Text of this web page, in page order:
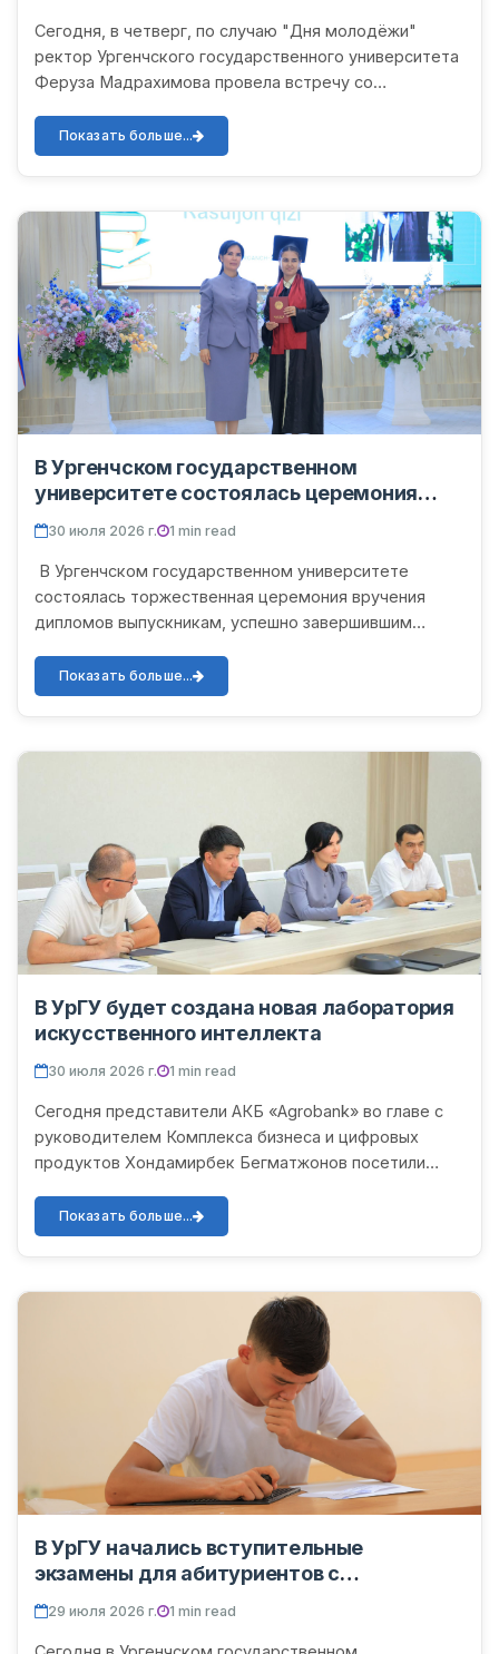
Сегодня, в четверг, по случаю "Дня молодёжи"
ректор Ургенчского государственного университета
Феруза Мадрахимова провела встречу со
встречи были отмечены...
Показать больше...
В Ургенчском государственном
университете состоялась церемония
вручения дипломов выпускникам
магистратуры
30 июля 2026 г. 1 min read
В Ургенчском государственном университете
состоялась торжественная церемония вручения
дипломов выпускникам, успешно завершившим
В мероприятии приняли...
Показать больше...
В УрГУ будет создана новая лаборатория
искусственного интеллекта
30 июля 2026 г. 1 min read
Сегодня представители АКБ «Agrobank» во главе с
руководителем Комплекса бизнеса и цифровых
продуктов Хондамирбек Бегматжонов посетили
Райхана Беруни. В...
Показать больше...
В УрГУ начались вступительные
экзамены для абитуриентов с
нарушениями зрения
29 июля 2026 г. 1 min read